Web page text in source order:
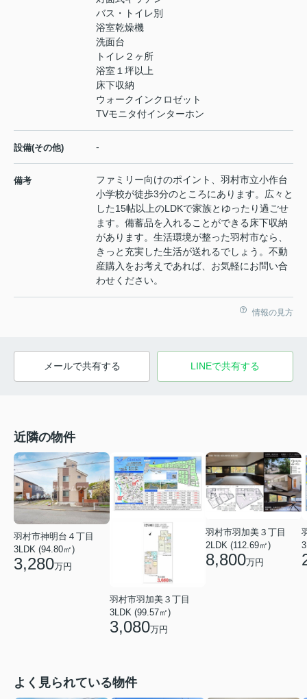
バス・トイレ別
浴室乾燥機
洗面台
トイレ２ヶ所
浴室１坪以上
床下収納
ウォークインクロゼット
TVモニタ付インターホン
設備(その他) -
備考
ファミリー向けのポイント、羽村市立小作台
小学校が徒歩3分のところにあります。広々と
した15帖以上のLDKで家族とゆったり過ごせ
ます。備蓄品を入れることができる床下収納
があります。生活環境が整った羽村市なら、
きっと充実した生活が送れるでしょう。不動
産購入をお考えであれば、お気軽にお問い合
わせください。
情報の見方
メールで共有する LINEで共有する
近隣の物件
羽村市神明台４丁目
3LDK (94.80㎡)
3,280万円
羽村市羽加美３丁目
3LDK (99.57㎡)
3,080万円
羽村市羽加美３丁目
2LDK (112.69㎡)
8,800万円
よく見られている物件